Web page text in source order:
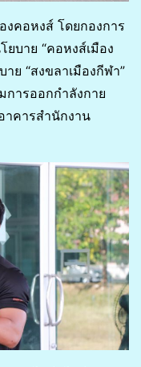
คอหงส์ โดยกองการ
บาย “คอหงส์เมือง
ย “สงขลาเมืองกีฬา”
การออกกำลังกาย
าคารสำนักงาน